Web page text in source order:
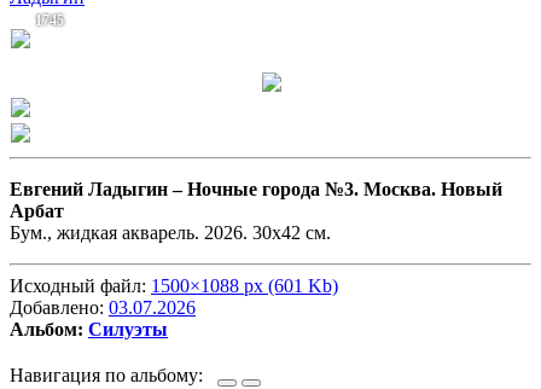
1745
Евгений Ладыгин –Ночные города №3. Москва. Новый
Арбат
Бум., жидкая акварель. 2026. 30х42 см.
Исходный файл: 1500×1088 px (601 Kb)
Добавлено: 03.07.2026
Альбом: Силуэты
Навигация по альбому: